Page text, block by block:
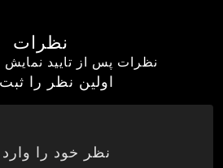
نظرات
نظرات پس از تایید
اولین نظر را
نظر خود را وارد